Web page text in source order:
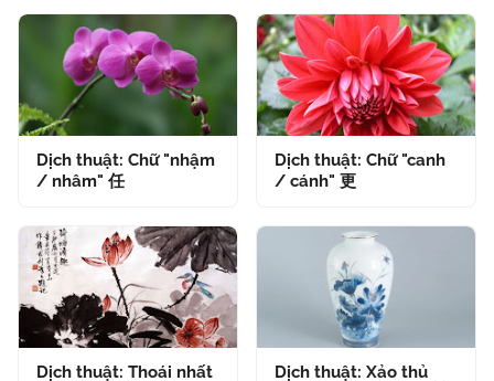
Dịch thuật: Chữ "nhậm
/ nhâm" 任
Dịch thuật: Chữ "canh
/ cánh" 更
Dịch thuật: Thoái nhất
Dịch thuật: Xảo thủ